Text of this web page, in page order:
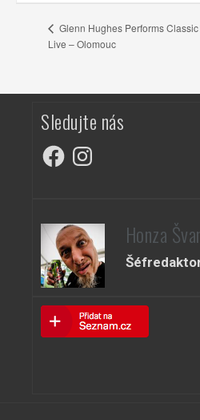
Glenn Hughes Performs
Live – Olomouc
Sledujte nás
FacebookInstagram
Honza